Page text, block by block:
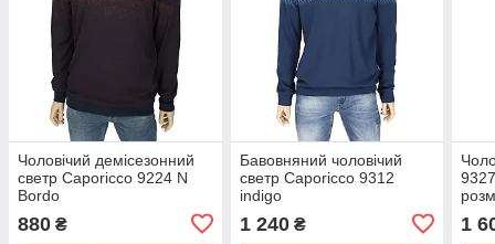
Чоловічий демісезонний
светр Caporicco 9224 N
Bordo
880 ₴
Бавовняний чоловічий
светр Caporicco 9312
indigo
1 240₴ 1